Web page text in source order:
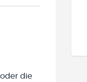
die